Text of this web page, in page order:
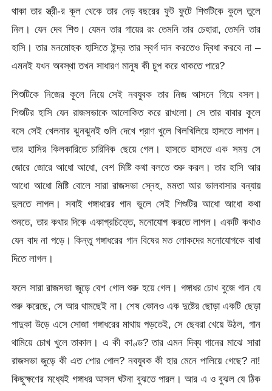
থাকা তার স্ত্রী-র কূল থেকে তার দেড় বছরের ফুট ফুটে শিশুটিকে কুলে তুলে
নিল। যেন দেব শিশু। যেমন তার গায়ের রং তেমনি তার চেহারা, তেমনি তার
হাসি। তার মনমোহক হাসিতে ইন্দ্র তার স্বর্গ দান করতেও দ্বিধা করবে না –
এমনই যখন অবস্থা তখন সাধারণ মানুষ কী চুপ করে থাকতে পারে?
শিশুটিকে নিজের কূলে নিয়ে সেই নবযুবক তার নিজ আসনে গিয়ে বসল।
শিশুটির হাসি যেন রাজসভাকে আলোকিত করে রাখলো। সে তার বাবার কূলে
বসে সেই খেলনার ঝুনঝুনই গুলি দেখে প্রাণ খুলে খিলখিলিয়ে হাসতে লাগল।
তার হাসির কিলকারিতে চারিদিক ছেয়ে গেল। হাসতে হাসতে এক সময় সে
জোরে জোরে আধো আধো, বেশ মিষ্টি কথা বলতে শুরু করল। তার হাসি আর
আধো আধো মিষ্টি বোলে সারা রাজসভা স্নেহ, মমতা আর ভালবাসার বন্যায়
দুলতে লাগল। সবাই গঙ্গাধরের গান ভুলে সেই শিশুটির আধো আধো কথা
শুনতে, তার কথার দিকে একাগ্রচিত্তে, মনোযোগ করতে লাগল। একটি কথাও
যেন বাদ না পড়ে। কিন্তু গঙ্গাধরের গান বিষের মত লোকদের মনোযোগকে বাধা
দিতে লাগল।
ফলে সারা রাজসভা জুড়ে বেশ গোল শুরু হয়ে গেল। গঙ্গাধর চোখ বুজে গান যে
শুরু করেছে, সে আর থামছেই না। শেষ কোনও এক দুষ্টের ছোড়া একটি ছেড়া
পাদুকা উড়ে এসে সোজা গঙ্গাধরের মাথায় পড়তেই, সে ছেবরা খেয়ে উঠল, গান
থামিয়ে চোখ খুলে তাকাল। এ কী কাণ্ড? তার এমন দিব্য গানের মাঝে সারা
রাজসভা জুড়ে কী এত শোর গোল? নবযুবক কী হার মেনে পালিয়ে গেছে? না!
কিছুক্ষণের মধ্যেই গঙ্গাধর আসল ঘটনা বুঝতে পারল। আর এ ও বুঝল যে ঠিক